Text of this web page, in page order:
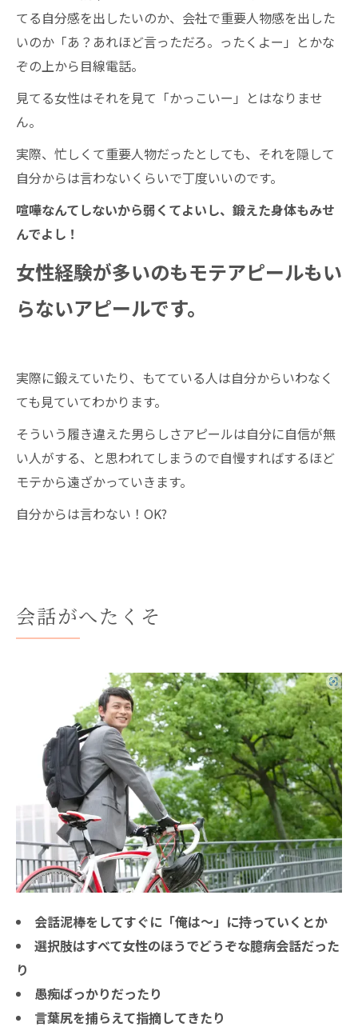
てる自分感を出したいのか、会社で重要人物感を出した
いのか「あ？あれほど言っただろ。ったくよー」とかな
ぞの上から目線電話。
見てる女性はそれを見て「かっこいー」とはなりませ
ん。
実際、忙しくて重要人物だったとしても、それを隠して
自分からは言わないくらいで丁度いいのです。
喧嘩なんてしないから弱くてよいし、鍛えた身体もみせ
んでよし！
女性経験が多いのもモテアピールもい
らないアピールです。
実際に鍛えていたり、もてている人は自分からいわなく
ても見ていてわかります。
そういう履き違えた男らしさアピールは自分に自信が無
い人がする、と思われてしまうので自慢すればするほど
モテから遠ざかっていきます。
自分からは言わない！OK?
会話がへたくそ
会話泥棒をしてすぐに「俺は～」に持っていくとか
選択肢はすべて女性のほうでどうぞな臆病会話だった
り
愚痴ばっかりだったり
言葉尻を捕らえて指摘してきたり